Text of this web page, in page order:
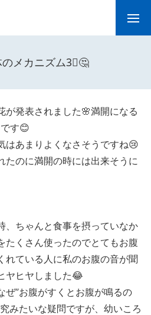
メカニズム3⃣🤔
が発表されました🌸満開になる
す😊
はあまりよくなさそうですね😢
たのに満開の時には出来そうに
、ちゃんと食事を摂っていなか
たくさん使ったのでとてもお腹
れている人に私のお腹の音が聞
ヤヒヤしました😂
ぜ”お腹がすくとお腹が鳴るの
みたいな疑問ですが、幼いころ